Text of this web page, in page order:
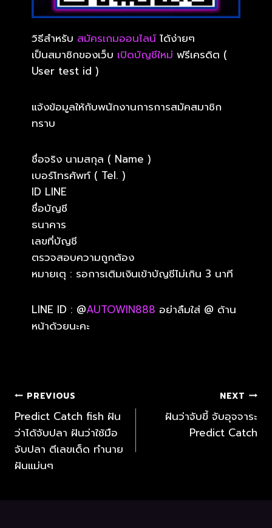
วิธีสำหรับ สมัครเกมออนไลน์ได้ง่ายๆ
เป็นสมาชิกของเว็บ เปิดบัญชีใหม่ ฟรีเครดิต (
User test id )
แจ้งข้อมูลให้กับพนักงานการการสมัคสมาชิก
ทราบ
ชื่อจริง นามสกุล ( Name )
เบอร์โทรศัพท์ ( Tel. )
ID LINE
ชื่อบัญชี
ธนาคาร
เลขที่บัญชี
ตรวจสอบความถูกต้อง
หมายเตุ : รอการเติมเงินเข้าบัญชีไม่เกิน 3 นาที
LINE ID : @AUTOWIN888 อย่าลืมใส่ @ ด้าน
หน้าด้วยนะคะ
PREVIOUS
Predict Catch fish ฝัน
ว่าได้จับปลา ฝันว่าใช้มือ
จับปลา ตีเลขเด็ด ทำนาย
ฝันแม่นๆ
NEXT
ฝันว่าจับขี้ จับอุจจาระ
Predict Catch